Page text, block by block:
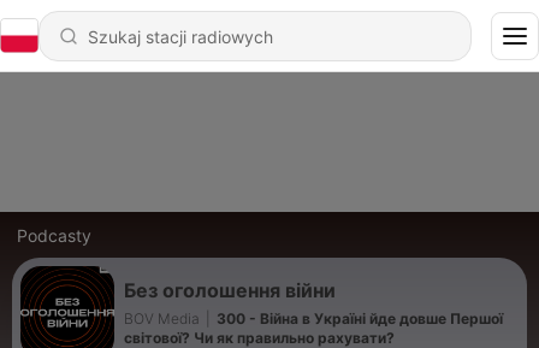
Podcasty
Без оголошення війни
BOV Media
300 - Війна в Україні йде довше Першої
світової? Чи як правильно рахувати?